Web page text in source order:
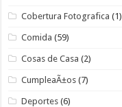
Cobertura Fotografica (1)
Comida (59)
Cosas de Casa (2)
CumpleaÃ±os (7)
Deportes (6)